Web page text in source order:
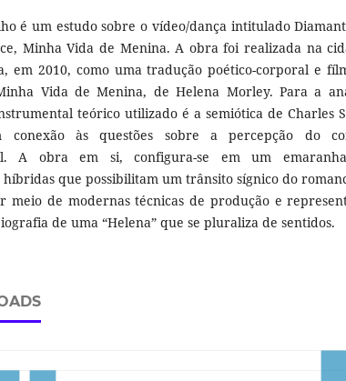
é um estudo sobre o vídeo/dança intitulado
Minha Vida de Menina. A obra foi realizada na
em 2010, como uma tradução poético-corporal e
Vida de Menina, de Helena Morley. Para a
teórico utilizado é a semiótica de Charles
conexão às questões sobre a percepção do
A obra em si, configura-se em um
híbridas que possibilitam um trânsito sígnico do
meio de modernas técnicas de produção e
de uma “Helena” que se pluraliza de sentidos.